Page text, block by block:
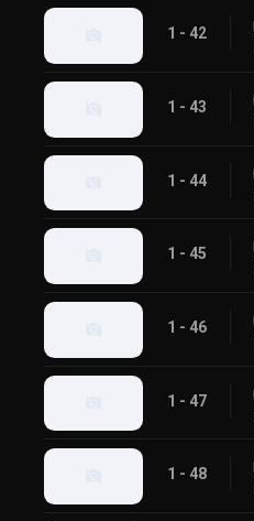
1 - 42
1 - 43
1 - 44
1 - 45
1 - 46
1 - 47
1 - 48